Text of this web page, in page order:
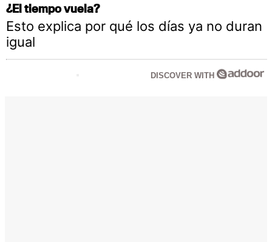
¿El tiempo vuela?
Esto explica por qué los días ya no duran
igual
DISCOVER WITH